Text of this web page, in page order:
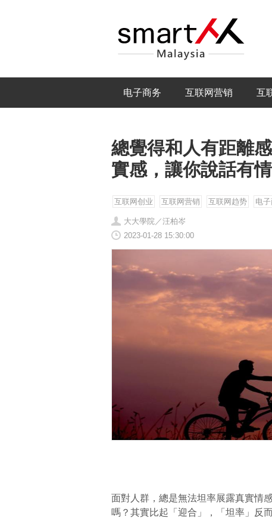
电子商务 互联网营销 互
總覺得和人有距離
實感，讓你說話有
互联网创业 互联网营销 互联网趋势 电
大大學院／汪柏岑
2023-01-28 15:30:00
面對人群，總是無法坦率展露真實情
嗎？其實比起「迎合」，「坦率」反